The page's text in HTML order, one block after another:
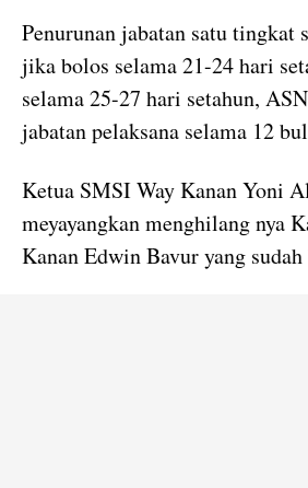
Penurunan jabatan satu tingkat
jika bolos selama 21-24 hari
selama 25-27 hari setahun,
jabatan pelaksana selama 12
Ketua SMSI Way Kanan Yoni
meyayangkan menghilang nya
Kanan Edwin Bavur yang